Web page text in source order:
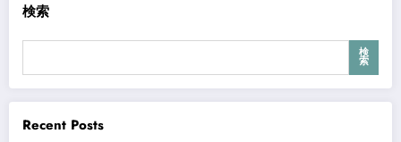
検索
検
索
Recent Posts